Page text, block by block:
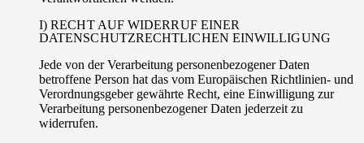
I) RECHT AUF WIDERRUF EINER
DATENSCHUTZRECHTLICHEN EINWILLIGUNG
Jede von der Verarbeitung personenbezogener Daten
betroffene Person hat das vom Europäischen Richtlinien- und
Verordnungsgeber gewährte Recht, eine Einwilligung zur
Verarbeitung personenbezogener Daten jederzeit zu
widerrufen.